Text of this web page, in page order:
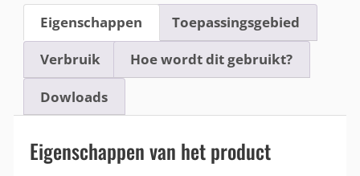
Eigenschappen Toepassingsgebied
Verbruik Hoe wordt dit gebruikt?
Dowloads
Eigenschappen van het product